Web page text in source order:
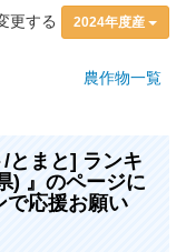
更する 2024年度産
農作物一覧
とまと] ランキ
) 』のページに
で応援お願い